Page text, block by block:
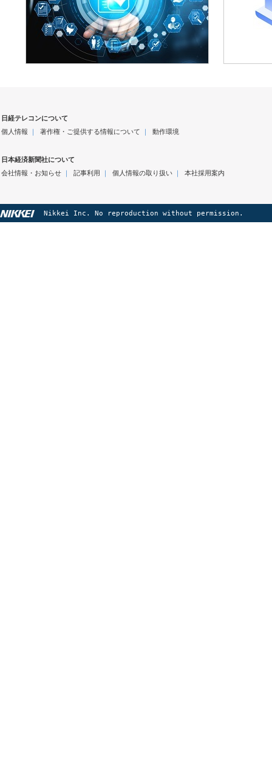
日経テレコンについて
個人情報 ｜ 著作権・ご提供する情報について ｜ 動作環境
日本経済新聞社について
会社情報・お知らせ｜ 記事利用 ｜ 個人情報の取り扱い｜ 本社採用案内
Nikkei Inc. No reproduction without permission.